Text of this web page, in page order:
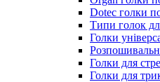
Dotec голки
Типи голок
Голки
Голки для
Голки для